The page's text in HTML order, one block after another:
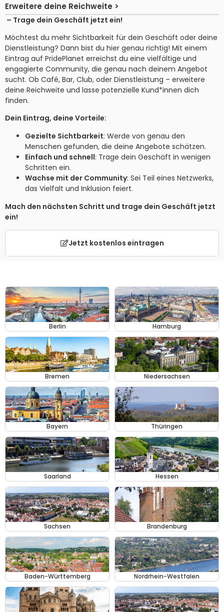
Erweitere deine Reichweite >
– Trage dein Geschäft jetzt ein!
Möchtest du mehr Sichtbarkeit für dein Geschäft oder deine
Dienstleistung? Dann bist du hier genau richtig! Mit einem
Eintrag auf PridePlanet erreichst du eine vielfältige und
engagierte Community, die genau nach deinem Angebot
sucht. Ob Café, Bar, Club, oder Dienstleistung – erweitere
deine Reichweite und lasse potenzielle Kund*innen dich
finden.
Dein Eintrag, deine Vorteile:
Gezielte Sichtbarkeit: Werde von genau den
Menschen gefunden, die deine Angebote schätzen.
Einfach und schnell: Trage dein Geschäft in wenigen
Schritten ein.
Wachse mit der Community: Sei Teil eines Netzwerks,
das Vielfalt und Inklusion feiert.
Mach den nächsten Schritt und trage dein Geschäft jetzt
ein!
Jetzt kostenlos eintragen
Berlin Hamburg
Bremen Niedersachsen
Bayern Thüringen
Saarland Hessen
Sachsen Brandenburg
Baden-Württemberg Nordrhein-Westfalen